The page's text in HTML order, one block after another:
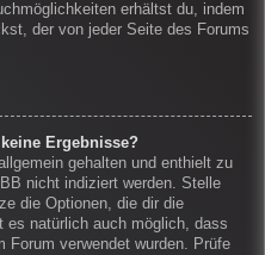
erhältst du, indem
der von jeder Seite des Forums
Ergebnisse?
gehalten und enthielt zu
nicht indiziert werden. Stelle
die Optionen, die dir die
es natürlich auch möglich, dass
Forum verwendet wurden. Prüfe